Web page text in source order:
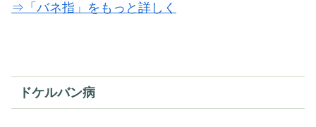
⇒「バネ指」をもっと詳しく
ドケルバン病